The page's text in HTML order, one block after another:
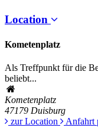
Location
Kometenplatz
Als Treffpunkt für die
beliebt...
Kometenplatz
47179 Duisburg
zur Location
Anfahrt